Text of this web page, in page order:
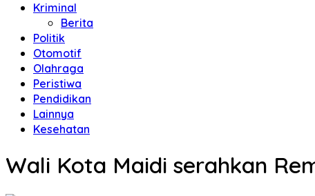
Kriminal
Berita
Politik
Otomotif
Olahraga
Peristiwa
Pendidikan
Lainnya
Kesehatan
Wali Kota Maidi serahkan